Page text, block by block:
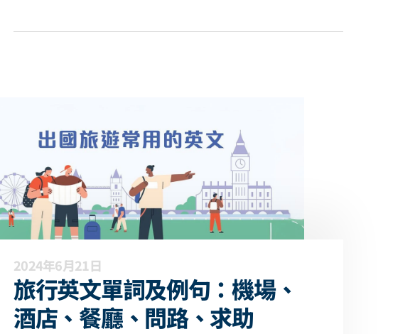
2024年6月21日
旅行英文單詞及例句：機場、
酒店、餐廳、問路、求助